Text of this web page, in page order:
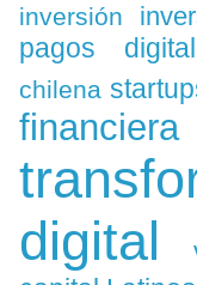
inversión
pagos
chilena
financiera
digital